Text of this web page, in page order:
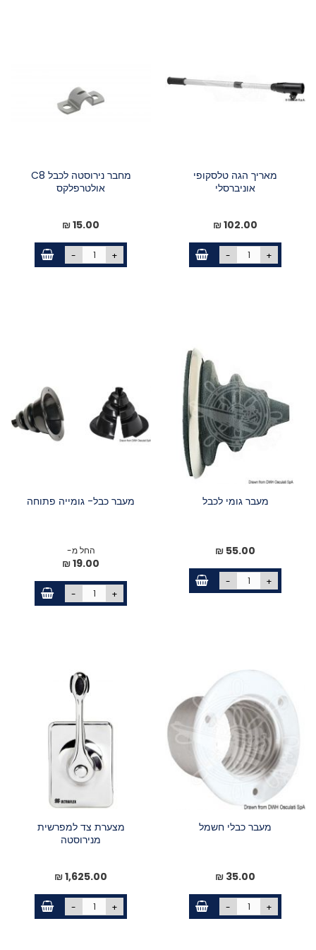
מאריך הגה טלסקופי
אוניברסלי
102.00 ₪
- +
מחבר נירוסטה לכבל C8
אולטרפלקס
15.00 ₪
- +
מעבר גומי לכבל
55.00 ₪
- +
מעבר כבל- גומייה פתוחה
החל מ-
19.00 ₪
- +
מעבר כבלי חשמל
35.00 ₪
- +
מצערת צד למפרשית
מנירוסטה
1,625.00 ₪
- +